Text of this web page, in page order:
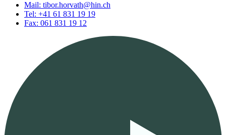
Mail: tibor.horvath@hin.ch
Tel: +41 61 831 19 19
Fax: 061 831 19 12